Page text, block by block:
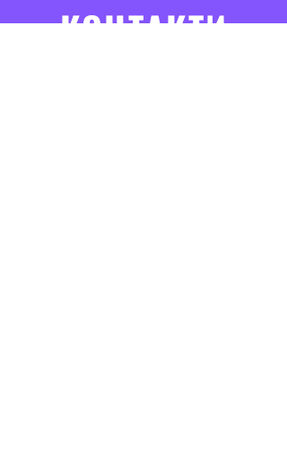
КОНТАКТИ